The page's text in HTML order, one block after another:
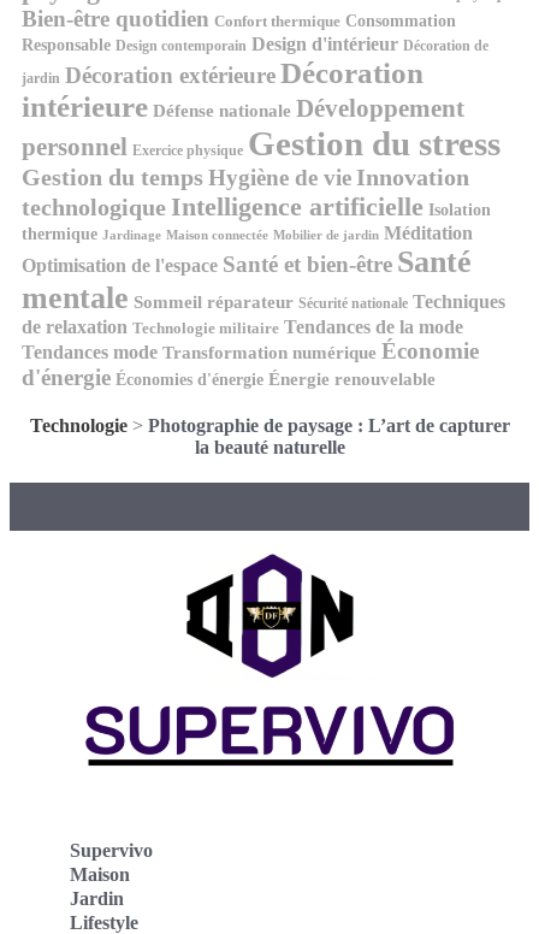
Bien-être quotidien Confort thermique Consommation
Responsable Design contemporain Design d'intérieur Décoration de
jardin Décoration extérieureDécoration
intérieure Défense nationale Développement
personnel Exercice physique Gestion du stress
Gestion du temps Hygiène de vie Innovation
technologique Intelligence artificielle Isolation
thermique Jardinage Maison connectée Mobilier de jardin Méditation
Optimisation de l'espace Santé et bien-être Santé
mentale Sommeil réparateur Sécurité nationale Techniques
de relaxation Technologie militaire Tendances de la mode
Tendances mode Transformation numérique Économie
d'énergie Économies d'énergie Énergie renouvelable
Technologie> Photographie de paysage : L’art de capturer
la beauté naturelle
Supervivo
Maison
Jardin
Lifestyle